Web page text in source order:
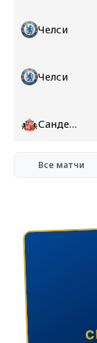
Челси
Челси
Сандерленд
Все матчи